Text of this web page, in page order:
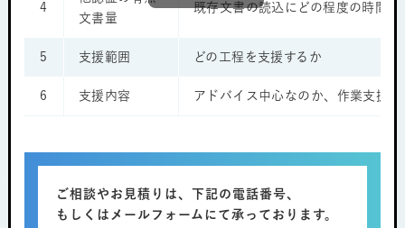
4
文書量
既存文書の読込にどの程度の時間を
5 支援範囲 どの工程を支援するか
6 支援内容 アドバイス中心なのか、作業支援
ご相談やお見積りは、下記の電話番号、
もしくはメールフォームにて承っております。